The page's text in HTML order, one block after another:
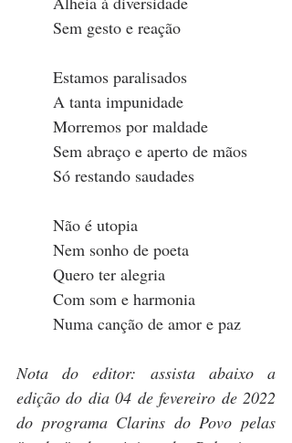
Sem gesto e reação
Estamos paralisados
A tanta impunidade
Morremos por maldade
Sem abraço e aperto de mãos
Só restando saudades
Não é utopia
Nem sonho de poeta
Quero ter alegria
Com som e harmonia
Numa canção de amor e paz
Nota do editor: assista abaixo a
edição do dia 04 de fevereiro de 2022
do programa Clarins do Povo pelas